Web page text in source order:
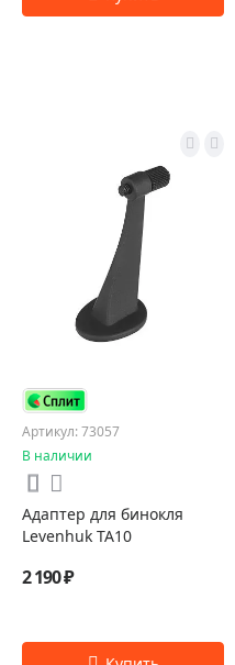
Артикул: 73057
В наличии
Адаптер для бинокля
Levenhuk TA10
2 190 ₽